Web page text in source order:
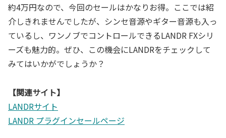
約4万円なので、今回のセールはかなりお得。ここでは紹
介しきれませんでしたが、シンセ音源やギター音源も入っ
ているし、ワンノブでコントロールできるLANDR FXシリ
ーズも魅力的。ぜひ、この機会にLANDRをチェックして
みてはいかがでしょうか？
【関連サイト】
LANDRサイト
LANDR プラグインセールページ